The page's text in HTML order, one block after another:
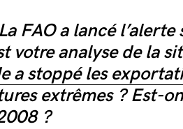
FAO a lancé
votre analyse de la
a stoppé les
extrêmes ? Est-
?